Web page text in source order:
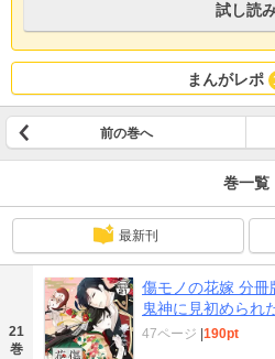
試し読
まんがレポ
前の巻へ
巻一覧
最新刊
21
巻
傷モノの花嫁 分
鬼神に見初められ
47ページ 190pt